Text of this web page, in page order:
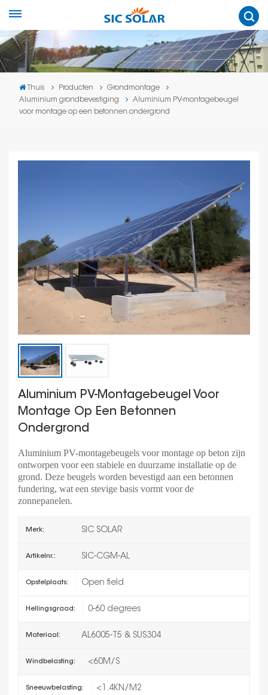
Thuis Producten
Grondmontage
Aluminium grondbevestiging
Aluminium PV-montagebeugel
voor montage op een betonnen ondergrond
Aluminium PV-Montagebeugel Voor
Montage Op Een Betonnen
Ondergrond
Aluminium PV-montagebeugels voor montage op beton zijn
ontworpen voor een stabiele en duurzame installatie op de
grond. Deze beugels worden bevestigd aan een betonnen
fundering, wat een stevige basis vormt voor de
zonnepanelen.
Merk: SIC SOLAR
Artikelnr.: SIC-CGM-AL
Opstelplaats: Open field
Hellingsgraad: 0-60 degrees
Materiaal: AL6005-T5 & SUS304
Windbelasting: <60M/S
Sneeuwbelasting: <1.4KN/M2